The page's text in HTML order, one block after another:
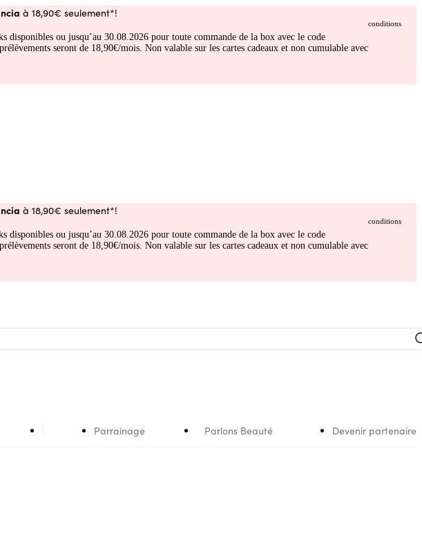
à 18,90€ seulement*!
conditions
disponibles ou jusqu’au 30.08.2026 pour toute commande de la box avec le code
seront de 18,90€/mois. Non valable sur les cartes cadeaux et non cumulable avec
à 18,90€ seulement*!
conditions
disponibles ou jusqu’au 30.08.2026 pour toute commande de la box avec le code
seront de 18,90€/mois. Non valable sur les cartes cadeaux et non cumulable avec
Parrainage Parlons Beauté Devenir partenaire